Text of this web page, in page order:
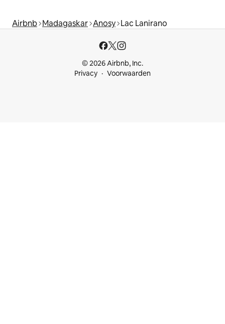
Airbnb Madagaskar Anosy Lac Lanirano
© 2026 Airbnb, Inc.
Privacy
Voorwaarden